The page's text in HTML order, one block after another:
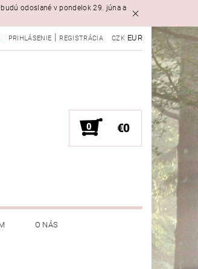
odoslané v pondelok 29. júna a
CZK EUR
PRIHLÁSENIE REGISTRÁCIA
0 €0
O NÁS